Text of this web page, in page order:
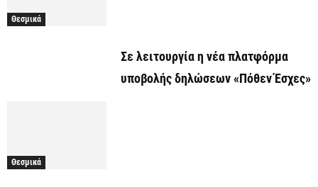
Θεσμικά
Σε λειτουργία η νέα πλατφόρμα
υποβολής δηλώσεων «Πόθεν Έσχες»
Θεσμικά